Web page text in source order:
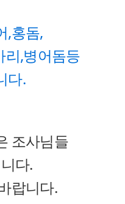
,홍돔,
리,병어돔등
다.
조사님들
다.
랍니다.